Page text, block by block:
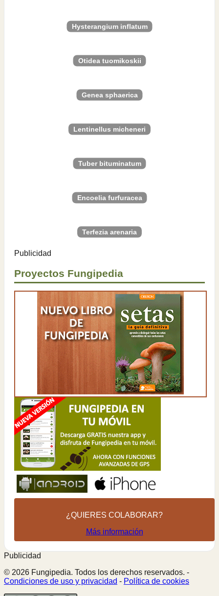
Hysterangium inflatum
Otidea tuomikoskii
Genea sphaerica
Lentinellus micheneri
Tuber bituminatum
Encoelia furfuracea
Terfezia arenaria
Publicidad
Proyectos Fungipedia
¿QUIERES COLABORAR?
Más información
Publicidad
© 2026 Fungipedia. Todos los derechos reservados. -
Condiciones de uso y privacidad - Política de cookies